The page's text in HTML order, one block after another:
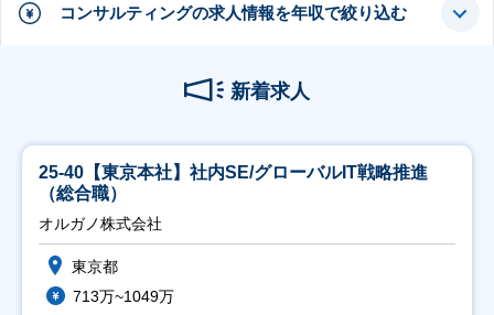
コンサルティングの求人情報を年収で絞り込む
新着求人
25-40【東京本社】社内SE/グローバルIT戦略推進
（総合職）
オルガノ株式会社
東京都
713万~1049万